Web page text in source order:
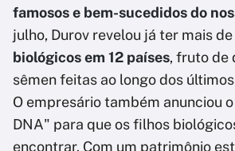
famosos e bem-sucedidos do
julho, Durov revelou já ter mais de
biológicos em 12 países, fruto de
sêmen feitas ao longo dos últimos
O empresário também anunciou
DNA" para que os filhos
encontrar. Com um patrimônio